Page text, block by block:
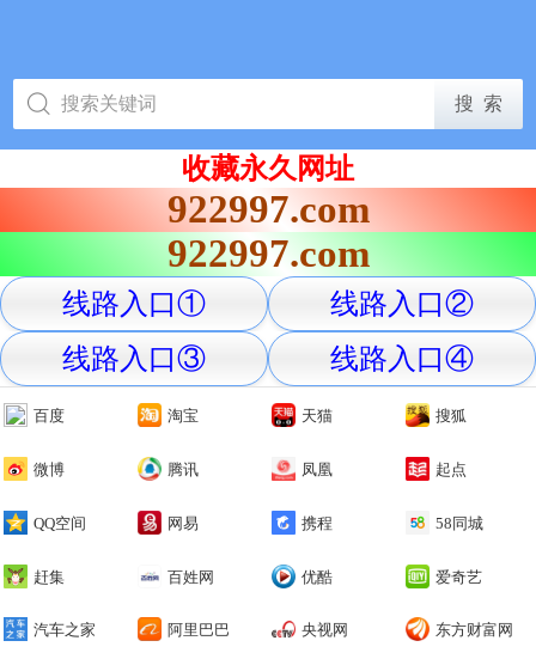
收藏永久网址
922997.com
922997.com
线路入口①
线路入口②
线路入口③
线路入口④
百度 淘宝 天猫 搜狐
微博 腾讯 凤凰 起点
QQ空间 网易 携程 58同城
赶集 百姓网 优酷 爱奇艺
汽车之家 阿里巴巴 央视网 东方财富网